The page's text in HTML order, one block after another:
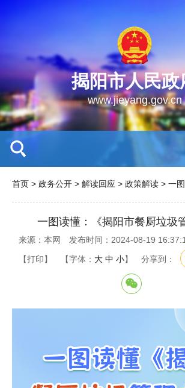
揭阳市人民政
www.jieyang.gov.cn
首页 > 政务公开 > 解读回应 > 政策解读 > 一
一图读懂：《揭阳市餐厨垃圾
来源：本网 发布时间：2024-08-19
【打印】 【字体： 大 中 小】 分享到：